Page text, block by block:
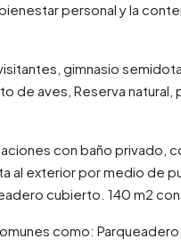
personal y la
gimnasio
de aves, Reserva natural,
con baño privado,
al exterior por medio de
cubierto. 140 m2
como: